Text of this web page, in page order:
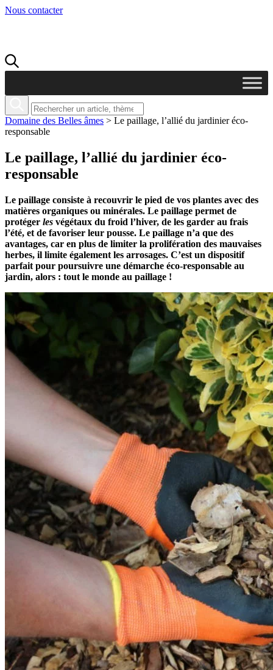
Nous contacter
Domaine des Belles âmes > Le paillage, l’allié du jardinier éco-
responsable
Le paillage, l’allié du jardinier éco-
responsable
Le paillage consiste à recouvrir le pied de vos plantes avec des
matières organiques ou minérales. Le paillage permet de
protéger les végétaux du froid l’hiver, de les garder au frais
l’été, et de favoriser leur pousse. Le paillage n’a que des
avantages, car en plus de limiter la prolifération des mauvaises
herbes, il limite également les arrosages. C’est un dispositif
parfait pour poursuivre une démarche éco-responsable au
jardin, alors : tout le monde au paillage !